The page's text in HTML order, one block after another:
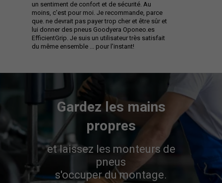
un sentiment de confort et de sécurité. Au
moins, c'est pour moi. Je recommande, parce
que. ne devrait pas payer trop cher et être sûr et
lui donner des pneus Goodyera Oponeo.es
EfficientGrip. Je suis un utilisateur très satisfait
du même ensemble ... pour l'instant!
Gardez les mains
propres
et laissez les monteurs de
pneus
s'occuper du montage.